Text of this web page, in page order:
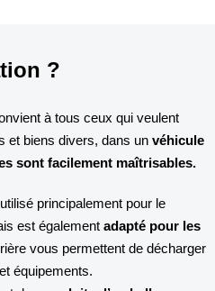
?
à tous ceux qui veulent
et biens divers, dans un véhicule
sont facilement maîtrisables.
principalement pour le
est également adapté pour les
vous permettent de décharger
équipements.